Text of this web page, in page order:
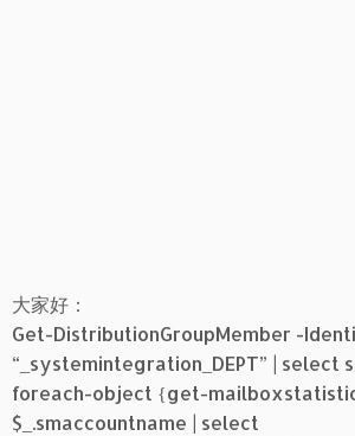
大家好：
Get-DistributionGroupMember -
“_systemintegration_DEPT” | select
foreach-object {get-
$_.smaccountname | select